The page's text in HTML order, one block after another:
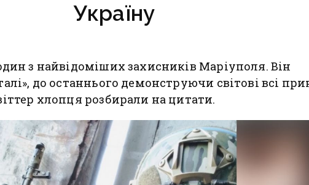
Україну
з найвідоміших захисників Маріуполя. Він
до останнього демонструючи світові всі
хлопця розбирали на цитати.